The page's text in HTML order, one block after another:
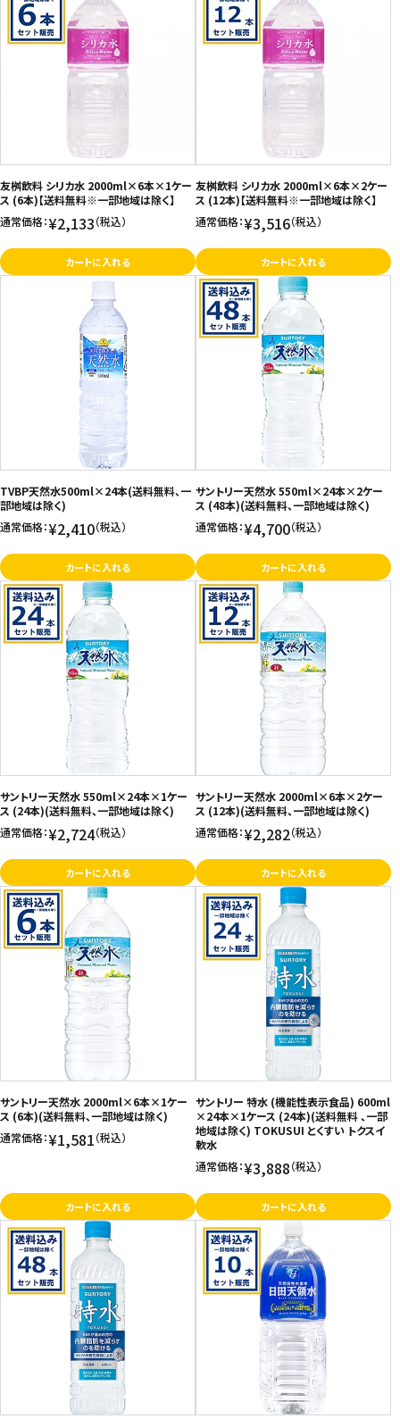
友桝飲料 シリカ水 2000ml×6本×1ケー
ス (6本)【送料無料※一部地域は除く】
通常価格：¥2,133（税込）
カートに入れる
友桝飲料 シリカ水 2000ml×6本×2ケー
ス (12本)【送料無料※一部地域は除く】
通常価格：¥3,516（税込）
カートに入れる
TVBP天然水500ml×24本(送料無料、一
部地域は除く)
通常価格：¥2,410（税込）
カートに入れる
サントリー天然水 550ml×24本×2ケー
ス (48本)(送料無料、一部地域は除く)
通常価格：¥4,700（税込）
カートに入れる
サントリー天然水 550ml×24本×1ケー
ス (24本)(送料無料、一部地域は除く)
通常価格：¥2,724（税込）
カートに入れる
サントリー天然水 2000ml×6本×2ケー
ス (12本)(送料無料、一部地域は除く)
通常価格：¥2,282（税込）
カートに入れる
サントリー天然水 2000ml×6本×1ケー
ス (6本)(送料無料、一部地域は除く)
通常価格：¥1,581（税込）
カートに入れる
サントリー 特水 (機能性表示食品) 600ml
×24本×1ケース (24本)(送料無料 、一部
地域は除く) TOKUSUI とくすい トクスイ
軟水
通常価格：¥3,888（税込）
カートに入れる